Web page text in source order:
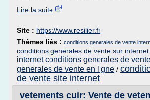
Lire la suite
Site : https://www.resilier.fr
Thèmes liés : conditions generales de vente
conditions generales de vente sur
internet conditions generales de vente
generales de vente en ligne /
de vente site internet
vetements cuir: Vente de